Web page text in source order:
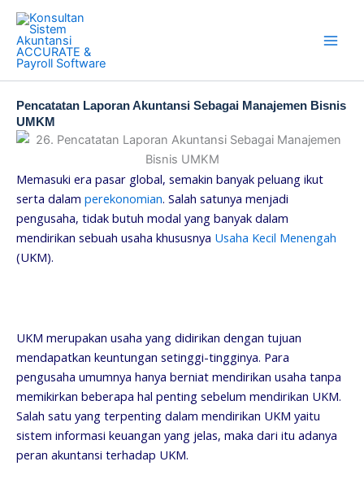
Skip
content
Pencatatan Laporan Akuntansi Sebagai Manajemen Bisnis
UMKM
Memasuki era pasar global, semakin banyak peluang ikut
serta dalam perekonomian. Salah satunya menjadi
pengusaha, tidak butuh modal yang banyak dalam
mendirikan sebuah usaha khususnya Usaha Kecil Menengah
(UKM).
UKM merupakan usaha yang didirikan dengan tujuan
mendapatkan keuntungan setinggi-tingginya. Para
pengusaha umumnya hanya berniat mendirikan usaha tanpa
memikirkan beberapa hal penting sebelum mendirikan UKM.
Salah satu yang terpenting dalam mendirikan UKM yaitu
sistem informasi keuangan yang jelas, maka dari itu adanya
peran akuntansi terhadap UKM.